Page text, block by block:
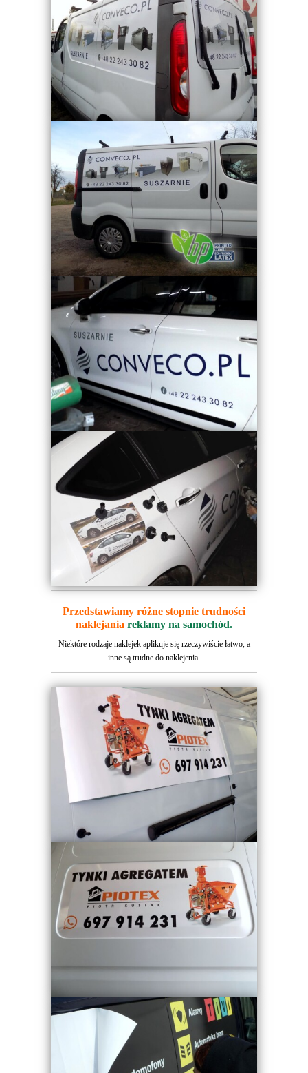
Przedstawiamy różne stopnie trudności
naklejania reklamy na samochód.
Niektóre rodzaje naklejek aplikuje się rzeczywiście łatwo, a
inne są trudne do naklejenia.